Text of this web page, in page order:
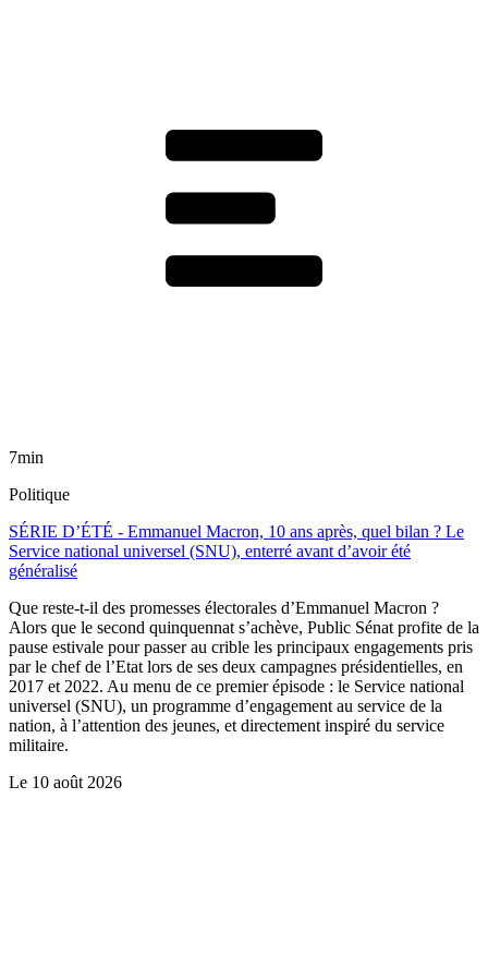
7min
Politique
SÉRIE D’ÉTÉ - Emmanuel Macron, 10 ans après, quel bilan ? Le
Service national universel (SNU), enterré avant d’avoir été
généralisé
Que reste-t-il des promesses électorales d’Emmanuel Macron ?
Alors que le second quinquennat s’achève, Public Sénat profite de la
pause estivale pour passer au crible les principaux engagements pris
par le chef de l’Etat lors de ses deux campagnes présidentielles, en
2017 et 2022. Au menu de ce premier épisode : le Service national
universel (SNU), un programme d’engagement au service de la
nation, à l’attention des jeunes, et directement inspiré du service
militaire.
Le 10 août 2026